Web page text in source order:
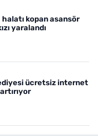
kopan asansör
yaralandı
ücretsiz internet